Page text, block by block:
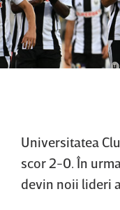
Universitatea
scor 2-0. În
devin noii lideri